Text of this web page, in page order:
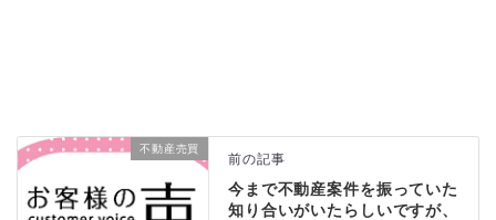
不動産売買
前の記事
今まで不動産案件を振っていた
知り合いがいたらしいですが、